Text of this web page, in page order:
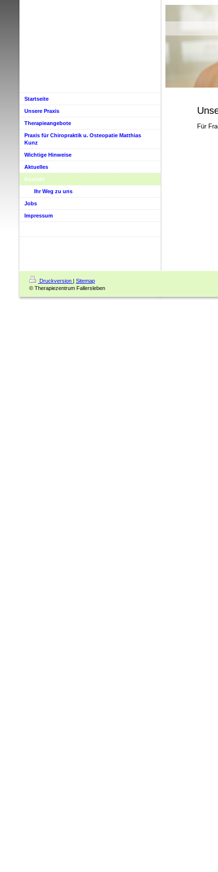
Für
Startseite
Unsere Praxis
Therapieangebote
Praxis für Chiropraktik u. Osteopatie Matthias
Kunz
Wichtige Hinweise
Aktuelles
Kontakt
Ihr Weg zu uns
Jobs
Impressum
Druckversion | Sitemap
© Therapiezentrum Fallersleben